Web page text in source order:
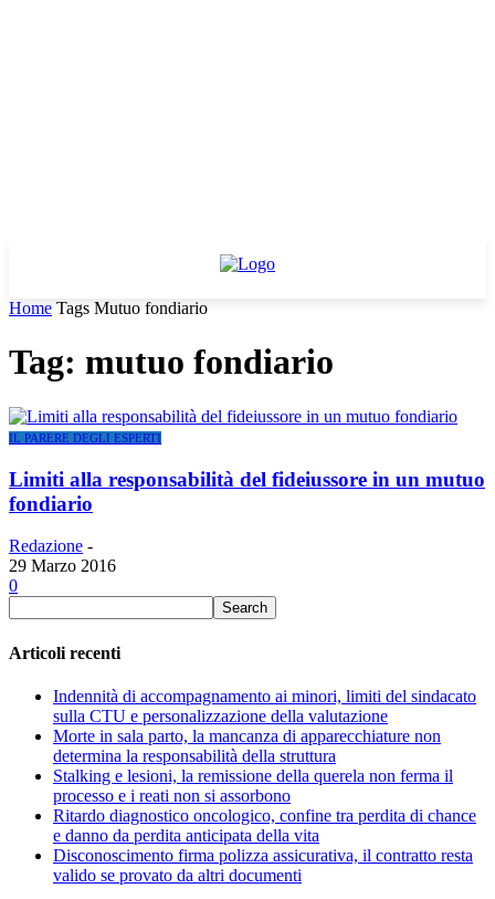
Home Tags Mutuo fondiario
Tag: mutuo fondiario
IL PARERE DEGLI ESPERTI
Limiti alla responsabilità del fideiussore in un mutuo
fondiario
Redazione -
29 Marzo 2016
0
Articoli recenti
Indennità di accompagnamento ai minori, limiti del sindacato
sulla CTU e personalizzazione della valutazione
Morte in sala parto, la mancanza di apparecchiature non
determina la responsabilità della struttura
Stalking e lesioni, la remissione della querela non ferma il
processo e i reati non si assorbono
Ritardo diagnostico oncologico, confine tra perdita di chance
e danno da perdita anticipata della vita
Disconoscimento firma polizza assicurativa, il contratto resta
valido se provato da altri documenti